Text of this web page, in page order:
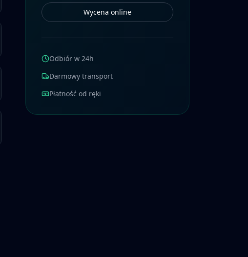
Wycena online
Odbiór w 24h
Darmowy transport
Płatność od ręki